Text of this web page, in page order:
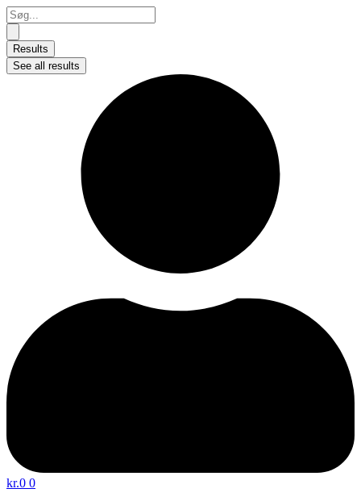
Search
...
Results
See all results
kr.0 0